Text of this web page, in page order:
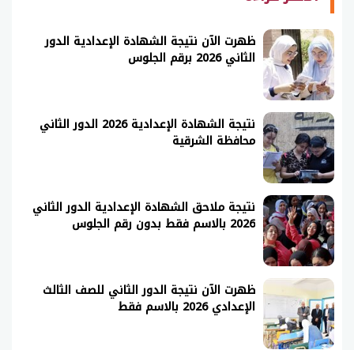
ظهرت الآن نتيجة الشهادة الإعدادية الدور
الثاني 2026 برقم الجلوس
نتيجة الشهادة الإعدادية 2026 الدور الثاني
محافظة الشرقية
نتيجة ملاحق الشهادة الإعدادية الدور الثاني
2026 بالاسم فقط بدون رقم الجلوس
ظهرت الآن نتيجة الدور الثاني للصف الثالث
الإعدادي 2026 بالاسم فقط